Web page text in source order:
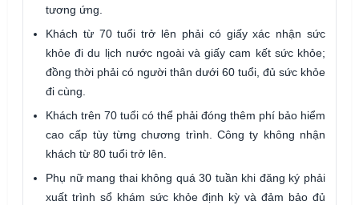
tương ứng.
Khách từ 70 tuổi trở lên phải có giấy xác nhận sức
khỏe đi du lịch nước ngoài và giấy cam kết sức khỏe;
đồng thời phải có người thân dưới 60 tuổi, đủ sức khỏe
đi cùng.
Khách trên 70 tuổi có thể phải đóng thêm phí bảo hiểm
cao cấp tùy từng chương trình. Công ty không nhận
khách từ 80 tuổi trở lên.
Phụ nữ mang thai không quá 30 tuần khi đăng ký phải
xuất trình sổ khám sức khỏe định kỳ và đảm bảo đủ